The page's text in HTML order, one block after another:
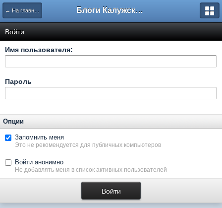
← На главную Блоги Калужского перекрестка
Войти
Имя пользователя:
Пароль
Опции
Запомнить меня
Это не рекомендуется для публичных компьютеров
Войти анонимно
Не добавлять меня в список активных пользователей